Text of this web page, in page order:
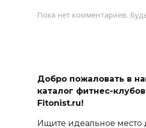
Пока нет комментариев.
Добро пожаловать в
каталог фитнес-клубов
Fitonist.ru!
Ищите идеальное место